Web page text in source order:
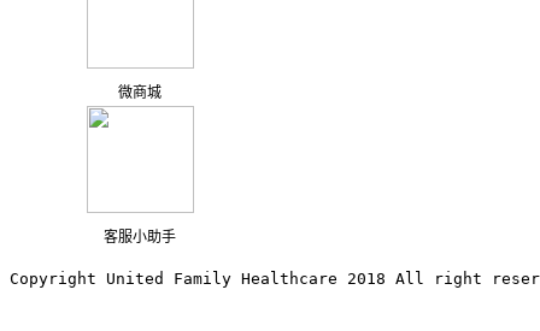
微商城
客服小助手
Copyright United Family Healthcare 2018 All right